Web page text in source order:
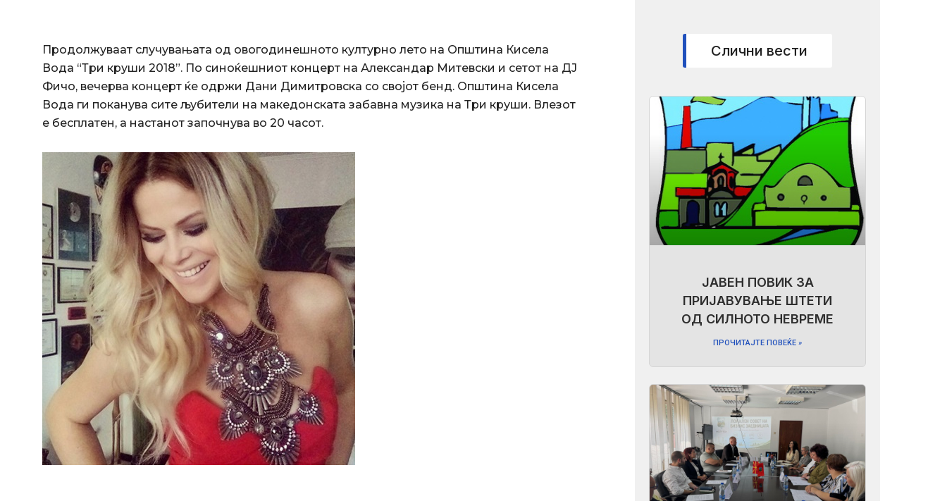
Продолжуваат случувањата од овогодинешното културно лето на Општина Кисела
Вода “Три круши 2018”. По синоќешниот концерт на Александар Митевски и сетот на ДЈ
Фичо, вечерва концерт ќе одржи Дани Димитровска со својот бенд. Општина Кисела
Вода ги поканува сите љубители на македонската забавна музика на Три круши. Влезот
е бесплатен, а настанот започнува во 20 часот.
Слични вести
ЈАВЕН ПОВИК ЗА
ПРИЈАВУВАЊЕ ШТЕТИ
ОД СИЛНОТО НЕВРЕМЕ
ПРОЧИТАЈТЕ ПОВЕЌЕ »